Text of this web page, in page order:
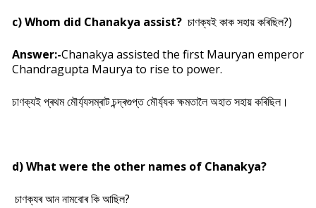
c) Whom did Chanakya assist? চাণক্যই কাক সহায় কৰিছিল?)
Answer:-Chanakya assisted the first Mauryan emperor
Chandragupta Maurya to rise to power.
চাণক্যই প্ৰথম মৌৰ্য্যসম্ৰাট চন্দ্ৰগুপ্ত মৌৰ্য্যক ক্ষমতালৈ অহাত সহায় কৰিছিল।
d) What were the other names of Chanakya?
চাণক্যৰ আন নামবোৰ কি আছিল?